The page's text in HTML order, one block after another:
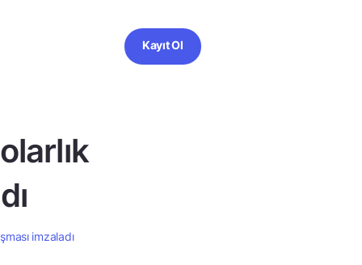
Kayıt Ol
imzaladı